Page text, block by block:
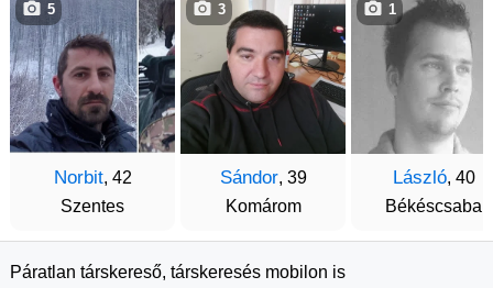
Norbit, 42
Szentes
5
Sándor, 39
Komárom
3
László, 40
Békéscsaba
1
Páratlan társkereső, társkeresés mobilon is